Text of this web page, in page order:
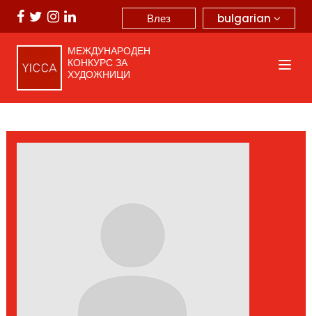
bulgarian
Влез
МЕЖДУНАРОДЕН
КОНКУРС ЗА
ХУДОЖНИЦИ